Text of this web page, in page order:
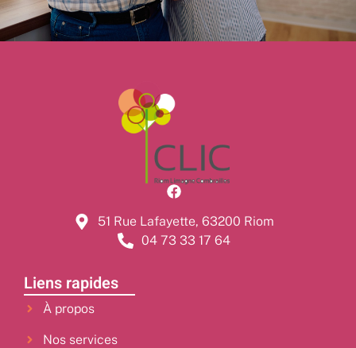
51 Rue Lafayette, 63200 Riom
04 73 33 17 64
Liens rapides
À propos
Nos services